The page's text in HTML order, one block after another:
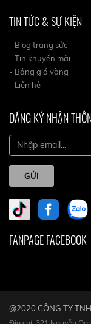
TIN TỨC & SỰ KIỆN
- Blog trang sức
- Tin khuyến mãi
- Bảng giá vàng
- Liên hệ
ĐĂNG KÝ NHẬN
GỬI
FANPAGE FACEBOOK
@2020 CÔNG TY